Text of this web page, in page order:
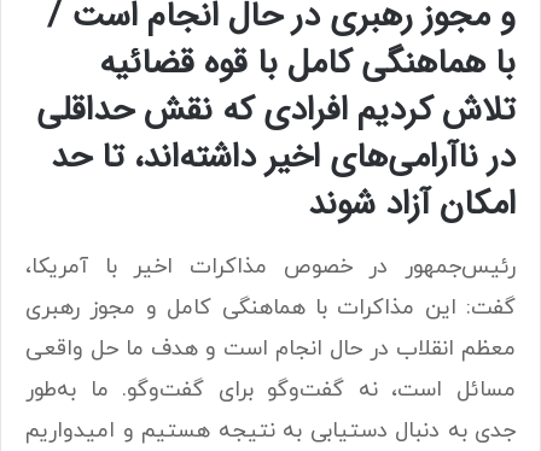
و مجوز رهبری در حال انجام است /
با هماهنگی کامل با قوه قضائیه
تلاش کردیم افرادی که نقش حداقلی
در ناآرامی‌های اخیر داشته‌اند، تا حد
امکان آزاد شوند
رئیس‌جمهور در خصوص مذاکرات اخیر با آمریکا،
گفت: این مذاکرات با هماهنگی کامل و مجوز رهبری
معظم انقلاب در حال انجام است و هدف ما حل واقعی
مسائل است، نه گفت‌وگو برای گفت‌وگو. ما به‌طور
جدی به دنبال دستیابی به نتیجه هستیم و امیدواریم